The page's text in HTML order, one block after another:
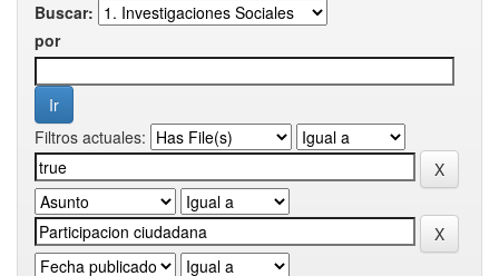
Buscar:
por
Filtros actuales: